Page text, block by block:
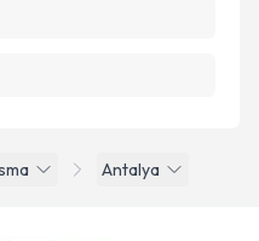
Antalya